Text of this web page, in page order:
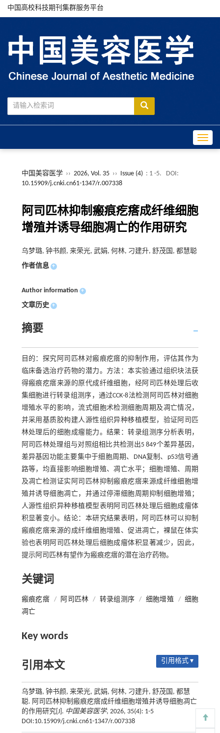
中国高校科技期刊集群服务平台
中国美容医学 ›› 2026, Vol. 35 ›› Issue (4) : 1 -5.
DOI:
10.15909/j.cnki.cn61-1347/r.007338
阿司匹林抑制瘢痕疙瘩成纤维细胞
增殖并诱导细胞凋亡的作用研究
乌梦璐, 钟书颜, 来荣光, 武娟, 何林, 刁建升, 舒茂国, 都慧聪
作者信息 +
Author information +
文章历史 +
摘要
目的：探究阿司匹林对瘢痕疙瘩的抑制作用，评估其作为
临床备选治疗药物的潜力。方法：本实验通过组织块法获
得瘢痕疙瘩来源的原代成纤维细胞，经阿司匹林处理后收
集细胞进行转录组测序，通过CCK-8法检测阿司匹林对细胞
增殖水平的影响，流式细胞术检测细胞周期及凋亡情况，
并采用基质胶构建人源性组织异种移植模型，验证阿司匹
林处理后的细胞成瘤能力。结果：转录组测序分析表明，
阿司匹林处理组与对照组相比共检测出5 849个差异基因，
差异基因功能主要集中于细胞周期、DNA复制、p53信号通
路等，均直接影响细胞增殖、凋亡水平；细胞增殖、周期
及凋亡检测证实阿司匹林抑制瘢痕疙瘩来源成纤维细胞增
殖并诱导细胞凋亡，并通过停滞细胞周期抑制细胞增殖；
人源性组织异种移植模型表明阿司匹林处理后细胞成瘤体
积显著变小。结论：本研究结果表明，阿司匹林可以抑制
瘢痕疙瘩来源的成纤维细胞增殖、促进凋亡，裸鼠在体实
验也表明阿司匹林处理后细胞成瘤体积显著减少，因此，
提示阿司匹林有望作为瘢痕疙瘩的潜在治疗药物。
关键词
瘢痕疙瘩 / 阿司匹林 / 转录组测序 / 细胞增殖 / 细胞
凋亡
Key words
引用本文 引用格式 ▾
乌梦璐, 钟书颜, 来荣光, 武娟, 何林, 刁建升, 舒茂国, 都慧
聪. 阿司匹林抑制瘢痕疙瘩成纤维细胞增殖并诱导细胞凋亡
的作用研究[J]. 中国美容医学, 2026, 35(4): 1-5
DOI:10.15909/j.cnki.cn61-1347/r.007338